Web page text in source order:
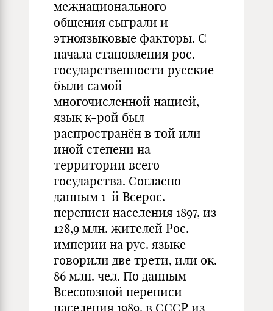
межнационального
общения сыграли и
этноязыковые факторы. С
начала становления рос.
государственности русские
были самой
многочисленной нацией,
язык к-рой был
распространён в той или
иной степени на
территории всего
государства. Согласно
данным 1-й Всерос.
переписи населения 1897, из
128,9 млн. жителей Рос.
империи на рус. языке
говорили две трети, или ок.
86 млн. чел. По данным
Всесоюзной переписи
населения 1989, в СССР из